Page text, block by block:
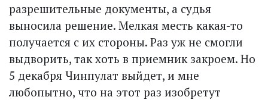
разрешительные документы, а судья
выносила решение. Мелкая месть какая-то
получается с их стороны. Раз уж не смогли
выдворить, так хоть в приемник закроем. Но
5 декабря Чинпулат выйдет, и мне
любопытно, что на этот раз изобретут